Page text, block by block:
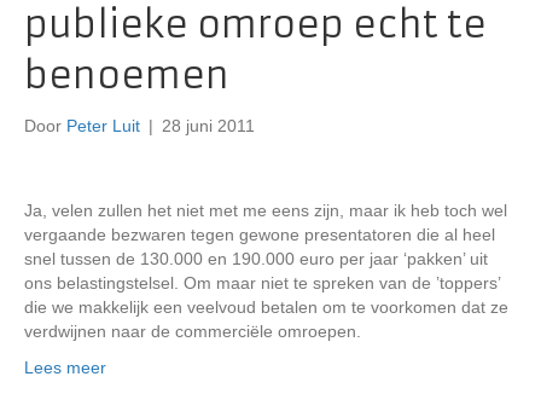
publieke omroep echt te
benoemen
Door Peter Luit | 28 juni 2011
Ja, velen zullen het niet met me eens zijn, maar ik heb toch wel
vergaande bezwaren tegen gewone presentatoren die al heel
snel tussen de 130.000 en 190.000 euro per jaar ‘pakken’ uit
ons belastingstelsel. Om maar niet te spreken van de ’toppers’
die we makkelijk een veelvoud betalen om te voorkomen dat ze
verdwijnen naar de commerciële omroepen.
Lees meer